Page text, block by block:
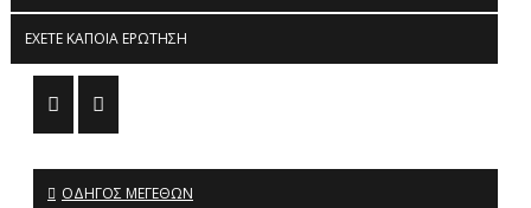
ΈΧΕΤΕ ΚΆΠΟΙΑ ΕΡΏΤΗΣΗ
ΟΔΗΓΌΣ ΜΕΓΕΘΏΝ